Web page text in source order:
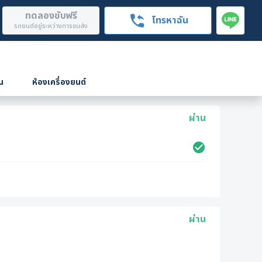
โทรหาฉัน
ทดลองขับฟรี
รถยนต์อยู่ระหว่างการขนส่ง
ห้องเครื่องยนต์
ผ่าน
ผ่าน